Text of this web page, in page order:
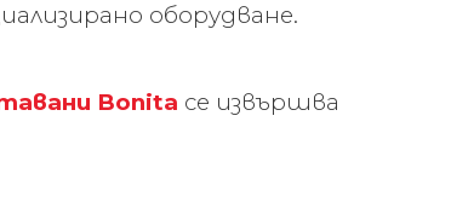
оборудване.
Bonita се извършва